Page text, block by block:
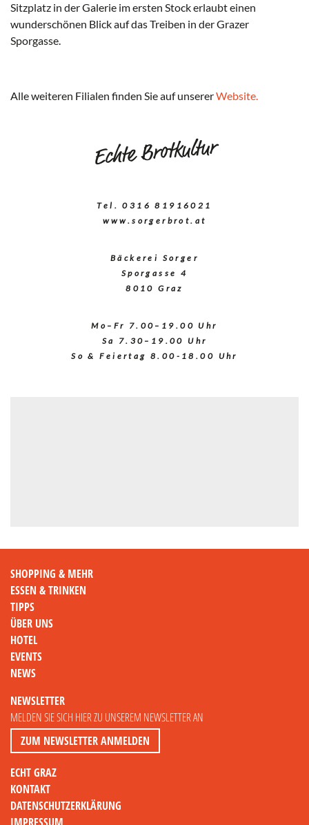
Sitzplatz in der Galerie im ersten Stock erlaubt einen
wunderschönen Blick auf das Treiben in der Grazer
Sporgasse.
Alle weiteren Filialen finden Sie auf unsererWebsite.
Echte Brotkultur
Tel. 0316 81916021
www.sorgerbrot.at
Bäckerei Sorger
Sporgasse 4
8010 Graz
Mo–Fr 7.00–19.00 Uhr
Sa 7.30–19.00 Uhr
So & Feiertag 8.00-18.00 Uhr
SHOPPING & MEHR
ESSEN & TRINKEN
TIPPS
ÜBER UNS
HOTEL
EVENTS
NEWS
NEWSLETTER
MELDEN SIE SICH HIER ZU UNSEREM NEWSLETTER AN
ZUM NEWSLETTER ANMELDEN
ECHT GRAZ
KONTAKT
DATENSCHUTZERKLÄRUNG